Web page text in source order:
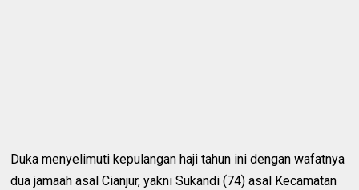
Duka menyelimuti kepulangan haji tahun ini dengan wafatnya
dua jamaah asal Cianjur, yakni Sukandi (74) asal Kecamatan